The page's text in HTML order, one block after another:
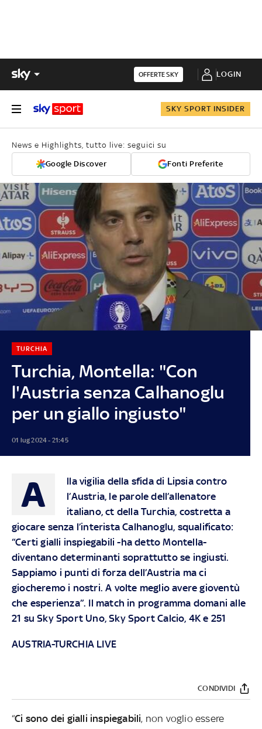
OFFERTE SKY LOGIN
SKY SPORT INSIDER
News e Highlights, tutto live: seguici su
Google Discover Fonti Preferite
Turchia, Montella: "Con
l'Austria senza Calhanoglu
per un giallo ingiusto"
TURCHIA
01 lug 2024 - 21:45
A
lla vigilia della sfida di Lipsia contro
l’Austria, le parole dell’allenatore
italiano, ct della Turchia, costretta a
giocare senza l’interista Calhanoglu, squalificato:
“Certi gialli inspiegabili -ha detto Montella-
diventano determinanti soprattutto se ingiusti.
Sappiamo i punti di forza dell’Austria ma ci
giocheremo i nostri. A volte meglio avere gioventù
che esperienza”. Il match in programma domani alle
21 su Sky Sport Uno, Sky Sport Calcio, 4K e 251
AUSTRIA-TURCHIA LIVE
CONDIVIDI
“Ci sono dei gialli inspiegabili, non voglio essere